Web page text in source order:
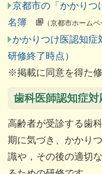
京都市の「かかりつ
名簿
（京都市ホームペ
かかりつけ医認知症
研修終了時点）
※掲載に同意を得た
歯科医師認知症
高齢者が受診する歯
期に気づき、かかり
識や，その後の適切